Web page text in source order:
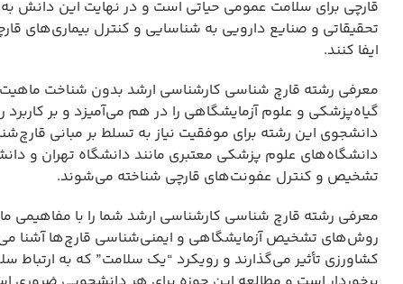
قارچی برای سلامت عمومی حیاتی است و در نهایت این دانش
تحقیقاتی و صنایع دارویی به شناسایی و کنترل بیماری‌های
ایفا کنند.
معرفی رشته قارچ شناسی کارشناسی ارشد بدون شناخت
گیاه‌پزشکی و علوم آزمایشگاهی را در هم می‌آمیزد و بر
دانشجوی این رشته برای موفقیت نیاز به تسلط بر مبانی
دانشگاه‌های علوم پزشکی معتبری مانند دانشگاه تهران و
تشخیص و کنترل عفونت‌های قارچی شناخته می‌شوند.
معرفی رشته قارچ شناسی کارشناسی ارشد شما را با
روش‌های تشخیص آزمایشگاهی و ایمنی‌شناسی قارچ‌ها آشنا
کشاورزی تأثیر می‌گذارند و رویکرد “یک سلامت” که به ارتباط